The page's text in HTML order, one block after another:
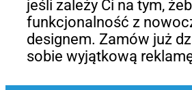
jeśli zależy Ci na tym,
funkcjonalność z
designem. Zamów już
sobie wyjątkową